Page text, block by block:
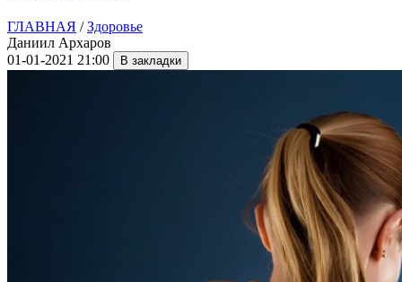
ГЛАВНАЯ /Здоровье
Даниил Архаров
01-01-2021 21:00